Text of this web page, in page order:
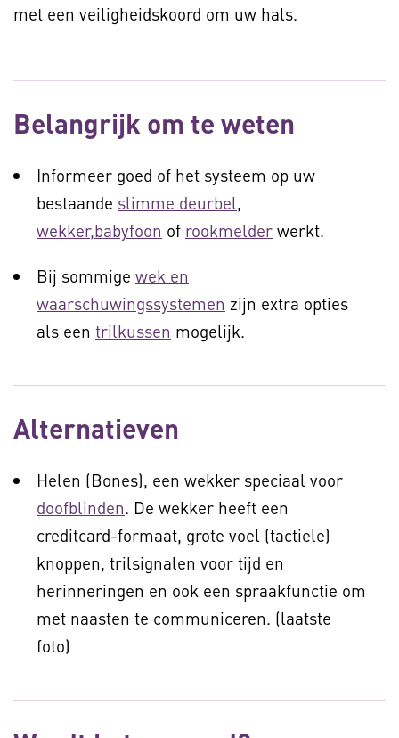
met een veiligheidskoord om uw hals.
Belangrijk om te weten
Informeer goed of het systeem op uw
bestaande slimme deurbel,
wekker,babyfoon of rookmelder werkt.
Bij sommige wek en
waarschuwingssystemen zijn extra opties
als een trilkussen mogelijk.
Alternatieven
Helen (Bones), een wekker speciaal voor
doofblinden. De wekker heeft een
creditcard-formaat, grote voel (tactiele)
knoppen, trilsignalen voor tijd en
herinneringen en ook een spraakfunctie om
met naasten te communiceren. (laatste
foto)